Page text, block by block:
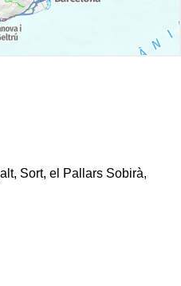
Sort, el Pallars Sobirà,